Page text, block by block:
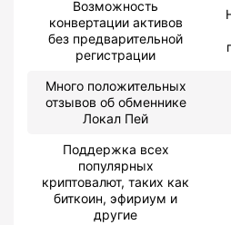
Возможность
конвертации активов
без предварительной
регистрации
Много положительных
отзывов об обменнике
Локал Пей
Поддержка всех
популярных
криптовалют, таких как
биткоин, эфириум и
другие